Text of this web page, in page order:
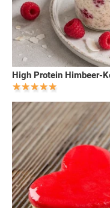
High Protein Himbeer-